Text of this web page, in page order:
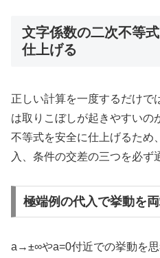
文字係数の二次不等
仕上げる
正しい計算を一度するだけで
は取りこぼしが起きやすいの
不等式を安全に仕上げるため
入、条件の交差の三つを必ず
極端例の代入で挙動を
a→±∞やa=0付近での挙動を